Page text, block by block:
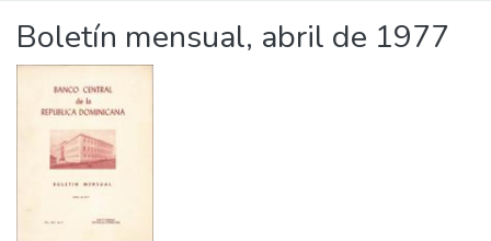
Boletín mensual, abril de 1977